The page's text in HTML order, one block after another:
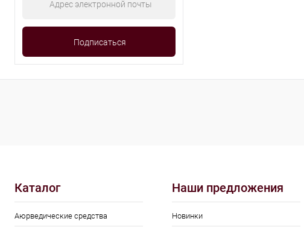
Каталог
Аюрведические средства
Наши предложения
Новинки